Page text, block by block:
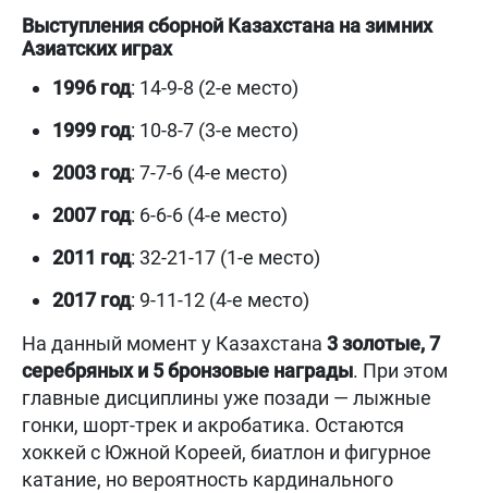
Выступления сборной Казахстана на зимних
Азиатских играх
1996 год: 14-9-8 (2-е место)
1999 год: 10-8-7 (3-е место)
2003 год: 7-7-6 (4-е место)
2007 год: 6-6-6 (4-е место)
2011 год: 32-21-17 (1-е место)
2017 год: 9-11-12 (4-е место)
На данный момент у Казахстана 3 золотые, 7
серебряных и 5 бронзовые награды. При этом
главные дисциплины уже позади — лыжные
гонки, шорт-трек и акробатика. Остаются
хоккей с Южной Кореей, биатлон и фигурное
катание, но вероятность кардинального